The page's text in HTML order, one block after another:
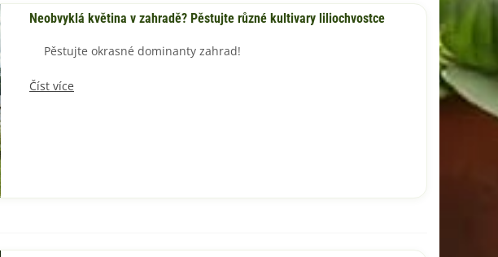
Neobvyklá květina v zahradě? Pěstujte různé kultivary liliochvostce
Pěstujte okrasné dominanty zahrad!
Číst více